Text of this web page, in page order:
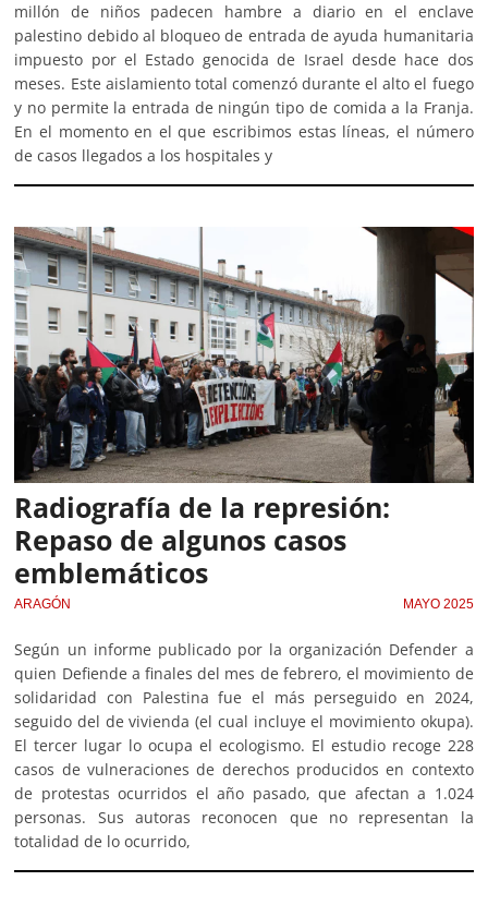
millón de niños padecen hambre a diario en el enclave
palestino debido al bloqueo de entrada de ayuda humanitaria
impuesto por el Estado genocida de Israel desde hace dos
meses. Este aislamiento total comenzó durante el alto el fuego
y no permite la entrada de ningún tipo de comida a la Franja.
En el momento en el que escribimos estas líneas, el número
de casos llegados a los hospitales y
Radiografía de la represión:
Repaso de algunos casos
emblemáticos
ARAGÓN MAYO 2025
Según un informe publicado por la organización Defender a
quien Defiende a finales del mes de febrero, el movimiento de
solidaridad con Palestina fue el más perseguido en 2024,
seguido del de vivienda (el cual incluye el movimiento okupa).
El tercer lugar lo ocupa el ecologismo. El estudio recoge 228
casos de vulneraciones de derechos producidos en contexto
de protestas ocurridos el año pasado, que afectan a 1.024
personas. Sus autoras reconocen que no representan la
totalidad de lo ocurrido,